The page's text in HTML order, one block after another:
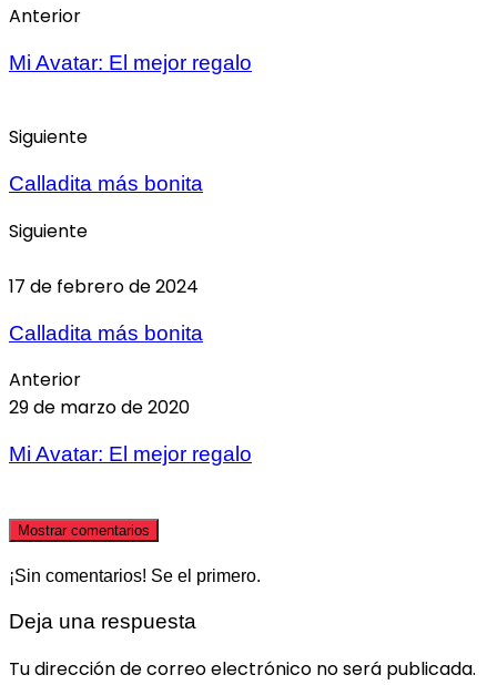
Anterior
Mi Avatar: El mejor regalo
Siguiente
Calladita más bonita
Siguiente
17 de febrero de 2024
Calladita más bonita
Anterior
29 de marzo de 2020
Mi Avatar: El mejor regalo
Mostrar comentarios
¡Sin comentarios! Se el primero.
Deja una respuesta
Tu dirección de correo electrónico no será publicada.